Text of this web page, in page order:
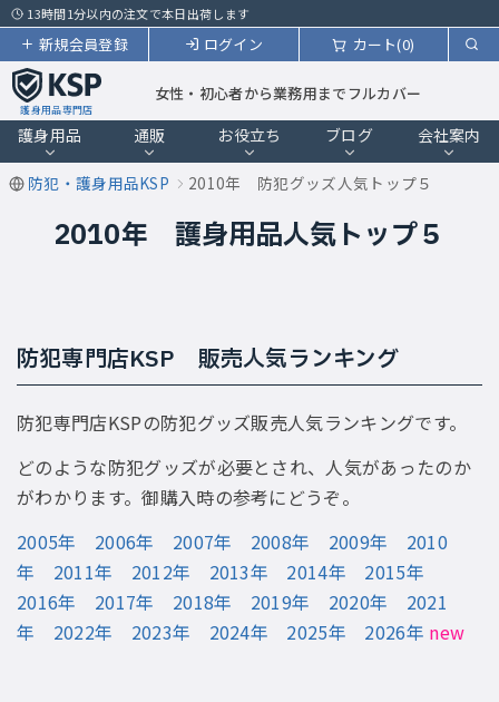
13時間1分以内の注文で本日出荷します
カート(0)
ログイン
新規会員登録
護身用品専門店
女性・初心者から業務用までフルカバー
護身用品 通販 お役立ち ブログ 会社案内
防犯・護身用品KSP 2010年 防犯グッズ人気トップ５
2010年 護身用品人気トップ５
防犯専門店KSP 販売人気ランキング
防犯専門店KSPの防犯グッズ販売人気ランキングです。
どのような防犯グッズが必要とされ、人気があったのか
がわかります。御購入時の参考にどうぞ。
2005年
2006年 2007年 2008年 2009年
2010
年
2011年 2012年 2013年 2014年
2015年
2016年
2017年 2018年 2019年 2020年
2021
年
2022年 2023年 2024年 2025年 2026年 new